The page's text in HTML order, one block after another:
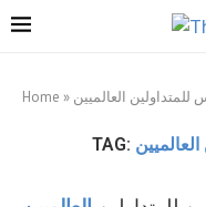
Home » العالميين
TAG: